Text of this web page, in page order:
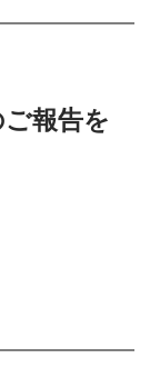
報告を